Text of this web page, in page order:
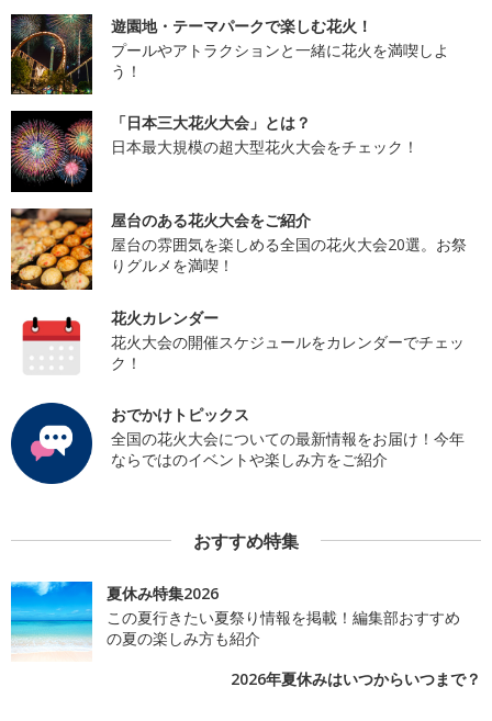
遊園地・テーマパークで楽しむ花火！
プールやアトラクションと一緒に花火を満喫しよ
う！
「日本三大花火大会」とは？
日本最大規模の超大型花火大会をチェック！
屋台のある花火大会をご紹介
屋台の雰囲気を楽しめる全国の花火大会20選。お祭
りグルメを満喫！
花火カレンダー
花火大会の開催スケジュールをカレンダーでチェッ
ク！
おでかけトピックス
全国の花火大会についての最新情報をお届け！今年
ならではのイベントや楽しみ方をご紹介
おすすめ特集
夏休み特集2026
この夏行きたい夏祭り情報を掲載！編集部おすすめ
の夏の楽しみ方も紹介
2026年夏休みはいつからいつまで？